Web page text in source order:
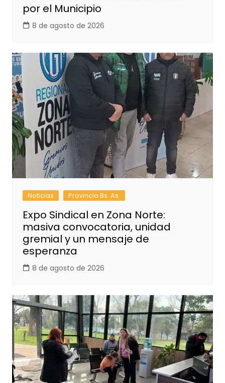
por el Municipio
8 de agosto de 2026
Noticias Provincia Bs. As.
Expo Sindical en Zona Norte:
masiva convocatoria, unidad
gremial y un mensaje de
esperanza
8 de agosto de 2026